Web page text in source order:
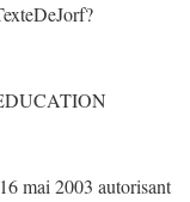
mai 2003 autorisant